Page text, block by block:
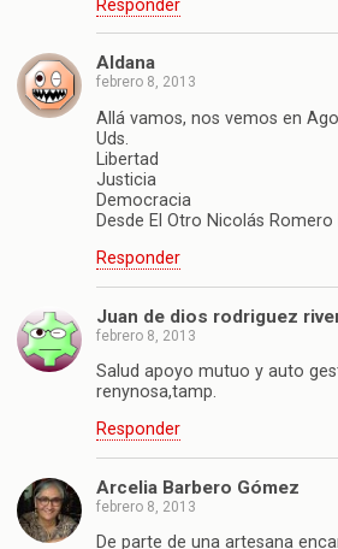
Responder
Aldana
febrero 8, 2013
Allá vamos, nos vemos en
Uds.
Libertad
Justicia
Democracia
Desde El Otro Nicolás Romero
Responder
Juan de dios rodriguez
febrero 8, 2013
Salud apoyo mutuo y auto
renynosa,tamp.
Responder
Arcelia Barbero Gómez
febrero 8, 2013
De parte de una artesana